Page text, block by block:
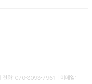
| 전화: 070-8098-7961 | 이메일: